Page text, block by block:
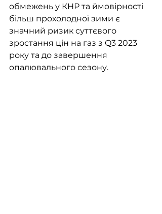
обмежень у КНР та ймовірності
більш прохолодної зими є
значний ризик суттєвого
зростання цін на газ з Q3 2023
року та до завершення
опалювального сезону.